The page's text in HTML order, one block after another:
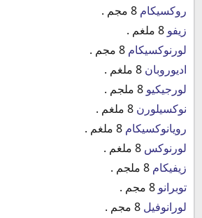
روكسيكام
زيفو
لورنوكسيكام
اديوروبان
لورجيكيو
نوكسيلورن
رويانوكسيكام
لورنوكس
زيفيكام
توبرانو
لورانوفيل